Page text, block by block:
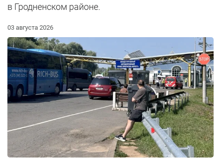
в Гродненском районе.
03 августа 2026